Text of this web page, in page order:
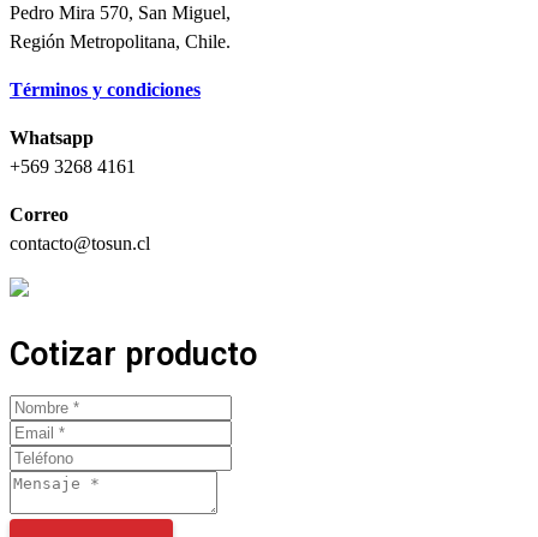
Pedro Mira 570, San Miguel,
Región Metropolitana, Chile.
Términos y condiciones
Whatsapp
+569 3268 4161
Correo
contacto@tosun.cl
Cotizar producto